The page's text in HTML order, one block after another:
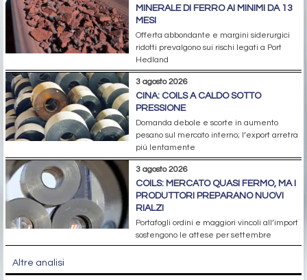
MINERALE DI FERRO AI MINIMI DA 13
MESI
Offerta abbondante e margini siderurgici
ridotti prevalgono sui rischi legati a Port
Hedland
3 agosto 2026
CINA: COILS A CALDO SOTTO
PRESSIONE
Domanda debole e scorte in aumento
pesano sul mercato interno; l’export arretra
più lentamente
3 agosto 2026
COILS: MERCATO QUASI FERMO, MA I
PRODUTTORI PREPARANO NUOVI
RIALZI
Portafogli ordini e maggiori vincoli all’import
sostengono le attese per settembre
Altre analisi